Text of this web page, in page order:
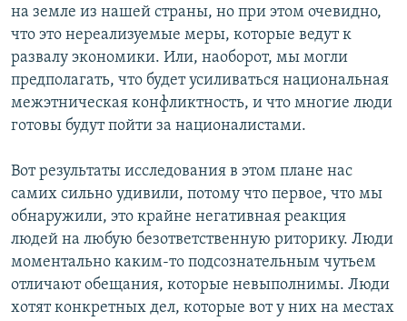
на земле из нашей страны, но при этом очевидно,
что это нереализуемые меры, которые ведут к
развалу экономики. Или, наоборот, мы могли
предполагать, что будет усиливаться национальная
межэтническая конфликтность, и что многие люди
готовы будут пойти за националистами.
Вот результаты исследования в этом плане нас
самих сильно удивили, потому что первое, что мы
обнаружили, это крайне негативная реакция
людей на любую безответственную риторику. Люди
моментально каким-то подсознательным чутьем
отличают обещания, которые невыполнимы. Люди
хотят конкретных дел, которые вот у них на местах